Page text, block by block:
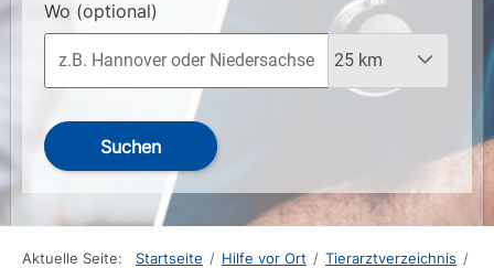
Wo (optional)
Suchen
Aktuelle Seite: Startseite / Hilfe vor Ort / Tierarztverzeichnis /